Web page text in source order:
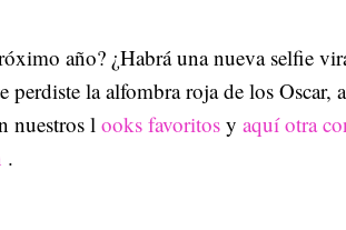
año? ¿Habrá una nueva selfie
perdiste la alfombra roja de los Oscar,
nuestros l ooks favoritos y aquí otra
.